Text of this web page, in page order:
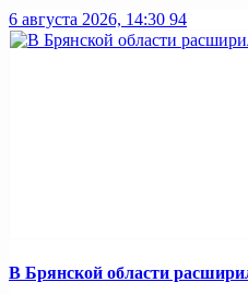
6 августа 2026, 14:30 94
В Брянской области